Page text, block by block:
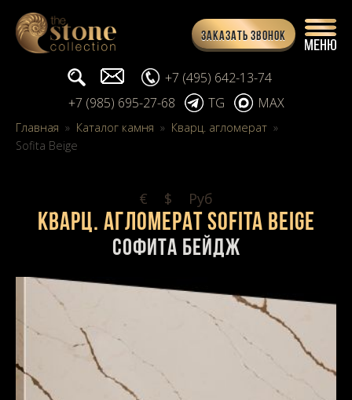
Заказать звонок
Поиск... info@stone-collection.ru
+7 (495) 642-13-74
+7 (985) 695-27-68
TG MAX
Главная » Каталог камня » Кварц. агломерат »
Sofita Beige
€ $ Pуб
Кварц. агломерат Sofita Beige
Софита Бейдж